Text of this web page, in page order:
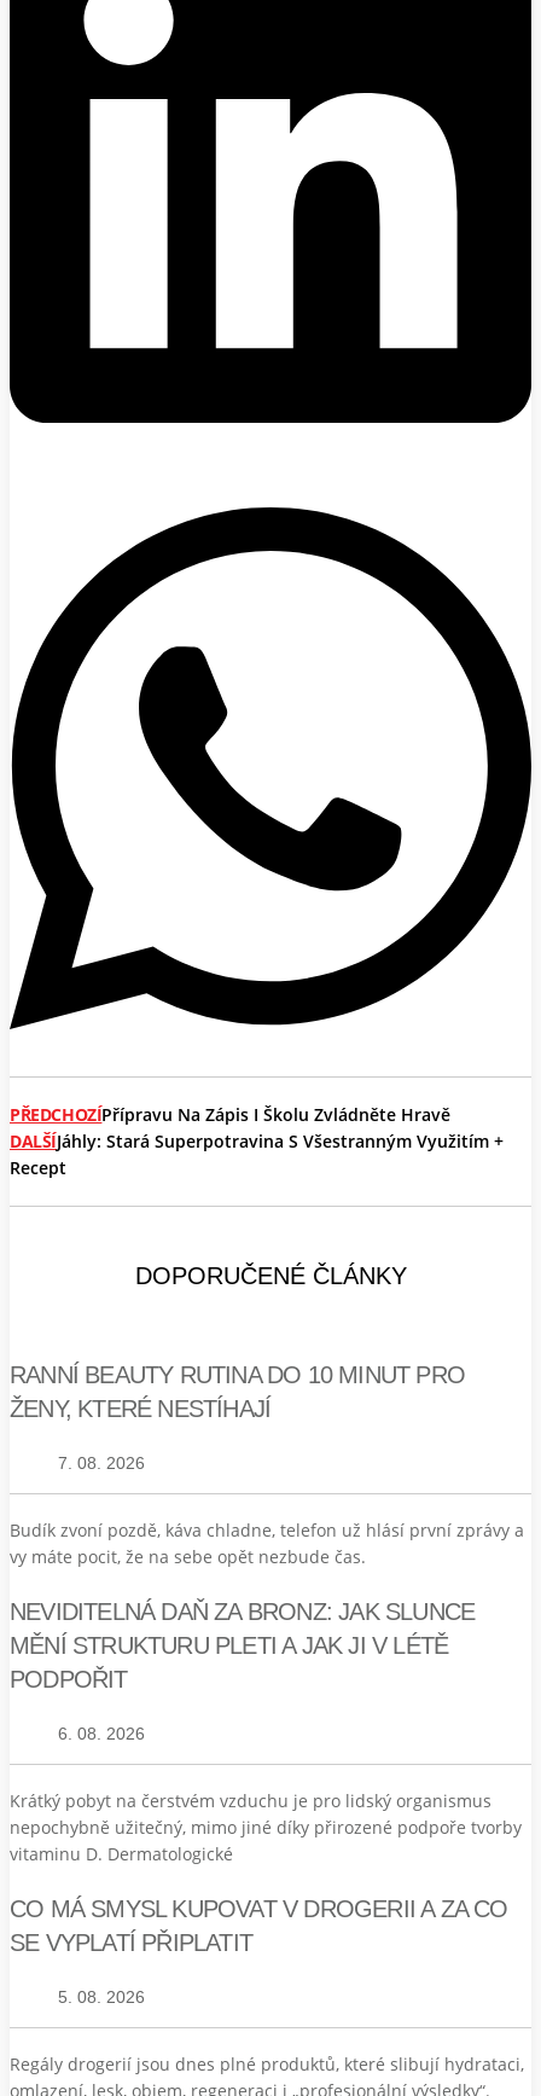
PŘEDCHOZÍPřípravu Na Zápis I Školu Zvládněte Hravě
DALŠÍJáhly: Stará Superpotravina S Všestranným Využitím +
Recept
DOPORUČENÉ ČLÁNKY
RANNÍ BEAUTY RUTINA DO 10 MINUT PRO
ŽENY, KTERÉ NESTÍHAJÍ
7. 08. 2026
Budík zvoní pozdě, káva chladne, telefon už hlásí první zprávy a
vy máte pocit, že na sebe opět nezbude čas.
NEVIDITELNÁ DAŇ ZA BRONZ: JAK SLUNCE
MĚNÍ STRUKTURU PLETI A JAK JI V LÉTĚ
PODPOŘIT
6. 08. 2026
Krátký pobyt na čerstvém vzduchu je pro lidský organismus
nepochybně užitečný, mimo jiné díky přirozené podpoře tvorby
vitaminu D. Dermatologické
CO MÁ SMYSL KUPOVAT V DROGERII A ZA CO
SE VYPLATÍ PŘIPLATIT
5. 08. 2026
Regály drogerií jsou dnes plné produktů, které slibují hydrataci,
omlazení, lesk, objem, regeneraci i „profesionální výsledky“.